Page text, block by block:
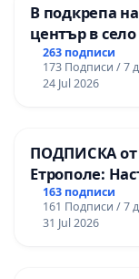
В подкрепа
център в
263 подписи
173 Подписи / 7
24 Jul 2026
ПОДПИСКА от
Етрополе:
“Елаците-
изпълнят
163 подписи
161 Подписи / 7
31 Jul 2026